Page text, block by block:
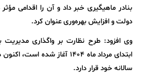
بنادر ماهیگیری خبر داد و آن را اقدامی
دولت و افزایش بهره‌وری عنوان کرد.
وی افزود: طرح نظارت بر واگذاری مدیریت
ابتدای مرداد ماه 1404 آغاز شده
سالانه خود قرار دارد.